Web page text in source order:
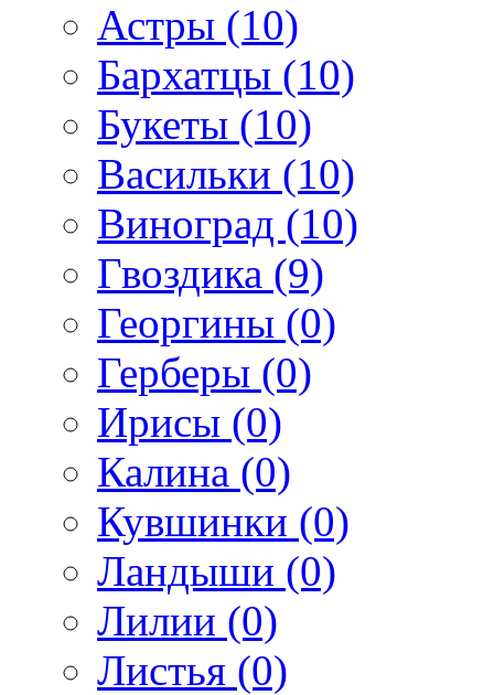
Астры (10)
Бархатцы (10)
Букеты (10)
Васильки (10)
Виноград (10)
Гвоздика (9)
Георгины (0)
Герберы (0)
Ирисы (0)
Калина (0)
Кувшинки (0)
Ландыши (0)
Лилии (0)
Листья (0)